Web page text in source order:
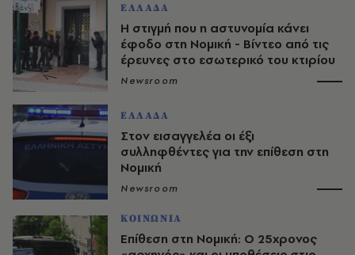
ΕΛΛΑΔΑ
Η στιγμή που η αστυνομία κάνει
έφοδο στη Νομική - Βίντεο από τις
έρευνες στο εσωτερικό του κτιρίου
Newsroom
ΕΛΛΑΔΑ
Στον εισαγγελέα οι έξι
συλληφθέντες για την επίθεση στη
Νομική
Newsroom
ΚΟΙΝΩΝΙΑ
Επίθεση στη Νομική: Ο 25χρονος